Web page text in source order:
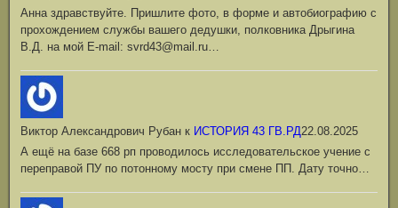
Анна здравствуйте. Пришлите фото, в форме и автобиографию с
прохождением службы вашего дедушки, полковника Дрыгина
В.Д. на мой Е-mail: svrd43@mail.ru…
Виктор Александрович Рубан к ИСТОРИЯ 43 ГВ.РД22.08.2025
А ещё на базе 668 рп проводилось исследовательское учение с
переправой ПУ по потонному мосту при смене ПП. Дату точно…